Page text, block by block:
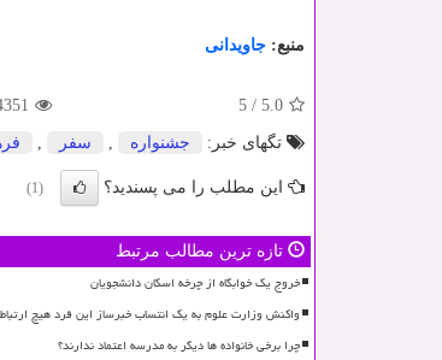
منبع: جاویدانی
5.0
/
5
تگهای خبر:
جشنواره سفر
این مطلب را می پسندید؟ (1)
تازه ترین مطالب مرتبط
خروج یک خوابگاه از چرخه اسکان دانشجویان
واکنش وزارت علوم به یک انتساب خبرساز این فرد هیچ
چرا برخی خانواده ها دیگر به مدرسه اعتماد ندارند؟